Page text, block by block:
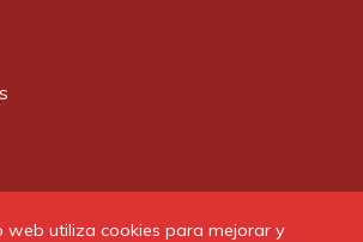
web utiliza cookies para mejorar y